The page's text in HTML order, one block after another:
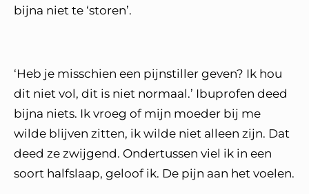
bijna niet te ‘storen’.
‘Heb je misschien een pijnstiller geven? Ik hou
dit niet vol, dit is niet normaal.’ Ibuprofen deed
bijna niets. Ik vroeg of mijn moeder bij me
wilde blijven zitten, ik wilde niet alleen zijn. Dat
deed ze zwijgend. Ondertussen viel ik in een
soort halfslaap, geloof ik. De pijn aan het voelen.